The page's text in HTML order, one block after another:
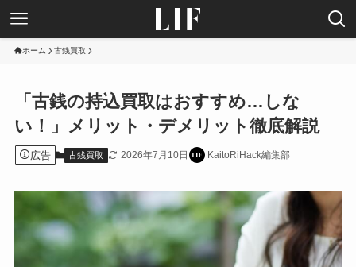
ホーム 古銭買取
「古銭の持込買取はおすすめ…しな
い！」メリット・デメリット徹底解説
広告 古銭買取 2026年7月10日 KaitoRiHack編集部